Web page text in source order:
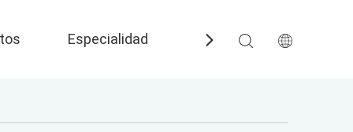
Especialidad Preguntas más